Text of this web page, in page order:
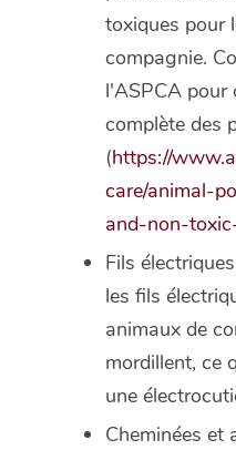
toxiques pour
compagnie.
l'ASPCA pour
complète des
(https://
care/animal-
and-non-
Fils
les fils
animaux de
mordillent, ce
une
Cheminées et